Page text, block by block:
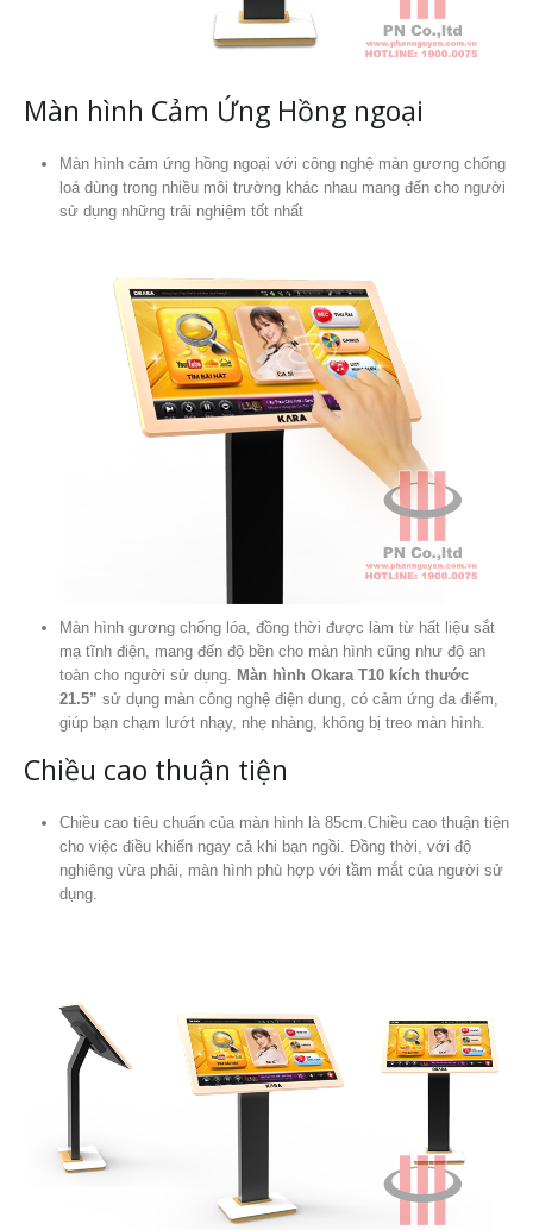
Màn hình Cảm Ứng Hồng ngoại
Màn hình cảm ứng hồng ngoại với công nghệ màn gương chống
loá dùng trong nhiều môi trường khác nhau mang đến cho người
sử dụng những trải nghiệm tốt nhất
Màn hình gương chống lóa, đồng thời được làm từ hất liệu sắt
mạ tĩnh điện, mang đến độ bền cho màn hình cũng như độ an
toàn cho người sử dụng. Màn hình Okara T10 kích thước
21.5” sử dụng màn công nghệ điện dung, có cảm ứng đa điểm,
giúp bạn chạm lướt nhạy, nhẹ nhàng, không bị treo màn hình.
Chiều cao thuận tiện
Chiều cao tiêu chuẩn của màn hình là 85cm.Chiều cao thuận tiện
cho việc điều khiển ngay cả khi bạn ngồi. Đồng thời, với độ
nghiêng vừa phải, màn hình phù hợp với tầm mắt của người sử
dụng.